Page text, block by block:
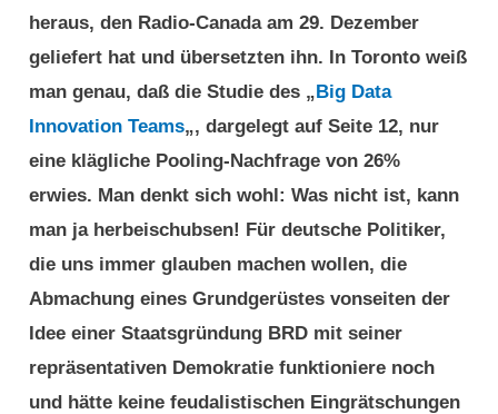
heraus, den Radio-Canada am 29. Dezember
geliefert hat und übersetzten ihn. In Toronto weiß
man genau, daß die Studie des „Big Data
Innovation Teams„, dargelegt auf Seite 12, nur
eine klägliche Pooling-Nachfrage von 26%
erwies. Man denkt sich wohl: Was nicht ist, kann
man ja herbeischubsen! Für deutsche Politiker,
die uns immer glauben machen wollen, die
Abmachung eines Grundgerüstes vonseiten der
Idee einer Staatsgründung BRD mit seiner
repräsentativen Demokratie funktioniere noch
und hätte keine feudalistischen Eingrätschungen